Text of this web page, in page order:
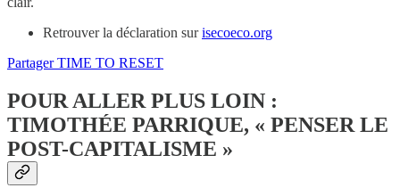
Retrouver la déclaration surisecoeco.org
Partager TIME TO RESET
POUR ALLER PLUS LOIN :
TIMOTHÉE PARRIQUE, « PENSER LE
POST-CAPITALISME »